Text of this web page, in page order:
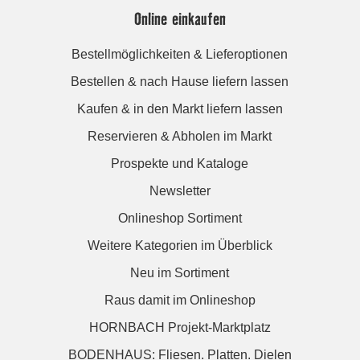
Online einkaufen
Bestellmöglichkeiten & Lieferoptionen
Bestellen & nach Hause liefern lassen
Kaufen & in den Markt liefern lassen
Reservieren & Abholen im Markt
Prospekte und Kataloge
Newsletter
Onlineshop Sortiment
Weitere Kategorien im Überblick
Neu im Sortiment
Raus damit im Onlineshop
HORNBACH Projekt-Marktplatz
BODENHAUS: Fliesen. Platten. Dielen